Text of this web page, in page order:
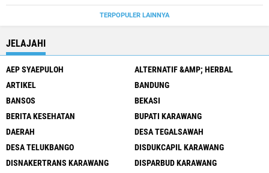
TERPOPULER LAINNYA
JELAJAHI
AEP SYAEPULOH
ALTERNATIF &AMP; HERBAL
ARTIKEL
BANDUNG
BANSOS
BEKASI
BERITA KESEHATAN
BUPATI KARAWANG
DAERAH
DESA TEGALSAWAH
DESA TELUKBANGO
DISDUKCAPIL KARAWANG
DISNAKERTRANS KARAWANG
DISPARBUD KARAWANG